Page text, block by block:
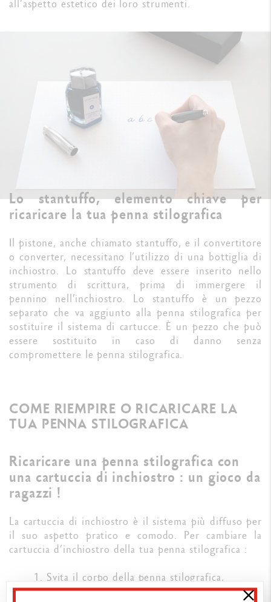
all’aspetto estetico dei loro strumenti.
Lo stantuffo, elemento chiave per
ricaricare la tua penna stilografica
Il pistone, anche chiamato stantuffo, e il convertitore
o converter, necessitano l’utilizzo di una bottiglia di
inchiostro. Lo stantuffo deve essere inserito nello
strumento di scrittura, prima di immergere il
pennino nell’inchiostro. Lo stantuffo è un pezzo
separato che va aggiunto alla penna stilografica per
sostituire il sistema di cartucce. È un pezzo che può
essere sostituito in caso di danno senza
compromettere le penna stilografica.
COME RIEMPIRE O RICARICARE LA
TUA PENNA STILOGRAFICA
Ricaricare una penna stilografica con
una cartuccia di inchiostro : un gioco da
ragazzi !
La cartuccia di inchiostro è il sistema più diffuso per
il suo aspetto pratico e comodo. Per cambiare la
cartuccia d’inchiostro della tua penna stilografica :
1. Svita il corpo della penna stilografica,
2. Spingi la cartuccia nella penna premendo